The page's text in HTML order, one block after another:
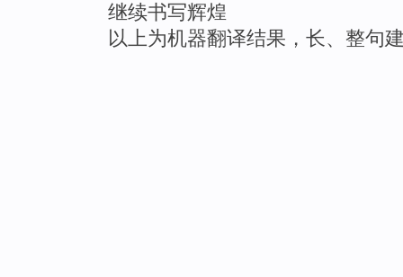
继续书写辉煌
以上为机器翻译结果，长、整句